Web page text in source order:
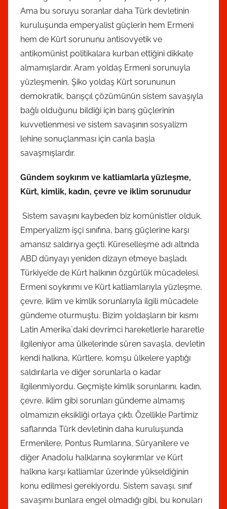
Ama bu soruyu soranlar daha Türk devletinin
kuruluşunda emperyalist güçlerin hem Ermeni
hem de Kürt sorununu antisovyetik ve
antikomünist politikalara kurban ettiğini dikkate
almamışlardır. Aram yoldaş Ermeni sorunuyla
yüzleşmenin, Şiko yoldaş Kürt sorununun
demokratik, barışçıl çözümünün sistem savaşıyla
bağlı olduğunu bildiği için barış güçlerinin
kuvvetlenmesi ve sistem savaşının sosyalizm
lehine sonuçlanması için canla başla
savaşmışlardır.
Gündem soykırım ve katliamlarla yüzleşme,
Kürt, kimlik, kadın, çevre ve iklim sorunudur
Sistem savaşını kaybeden biz komünistler olduk.
Emperyalizm işçi sınıfına, barış güçlerine karşı
amansız saldırıya geçti. Küreselleşme adı altında
ABD dünyayı yeniden dizayn etmeye başladı.
Türkiye’de de Kürt halkının özgürlük mücadelesi,
Ermeni soykırımı ve Kürt katliamlarıyla yüzleşme,
çevre, iklim ve kimlik sorunlarıyla ilgili mücadele
gündeme oturmuştu. Bizim yoldaşların bir kısmı
Latin Amerika`daki devrimci hareketlerle hararetle
ilgileniyor ama ülkelerinde süren savaşla, devletin
kendi halkına, Kürtlere, komşu ülkelere yaptığı
saldırılarla ve diğer sorunlarla o kadar
ilgilenmiyordu. Geçmişte kimlik sorunlarını, kadın,
çevre, iklim gibi sorunları gündeme almamış
olmamızın eksikliği ortaya çıktı. Özellikle Partimiz
saflarında Türk devletinin daha kuruluşunda
Ermenilere, Pontus Rumlarına, Süryanilere ve
diğer Anadolu halklarına soykırımlar ve Kürt
halkına karşı katliamlar üzerinde yükseldiğinin
konu edilmesi gerekiyordu. Sistem savaşı, sınıf
savaşımı bunlara engel olmadığı gibi, bu konuları